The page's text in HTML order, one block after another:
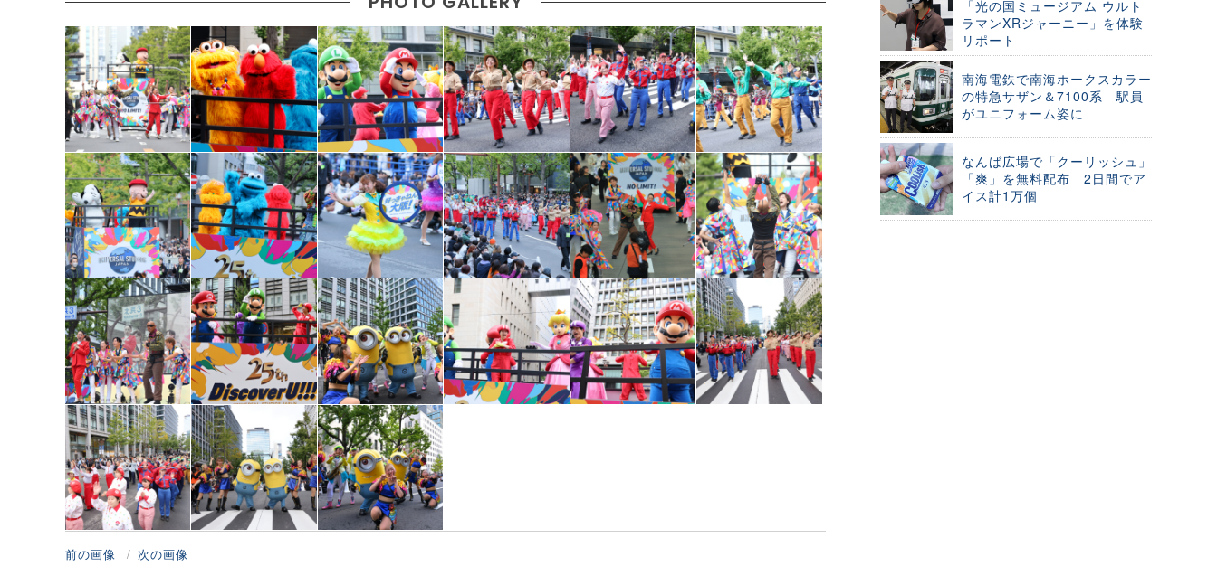
前の画像 次の画像
「光の国ミュージアム ウルト
ラマンXRジャーニー」を体験
リポート
南海電鉄で南海ホークスカラー
の特急サザン＆7100系 駅員
がユニフォーム姿に
なんば広場で「クーリッシュ」
「爽」を無料配布 2日間でア
イス計1万個